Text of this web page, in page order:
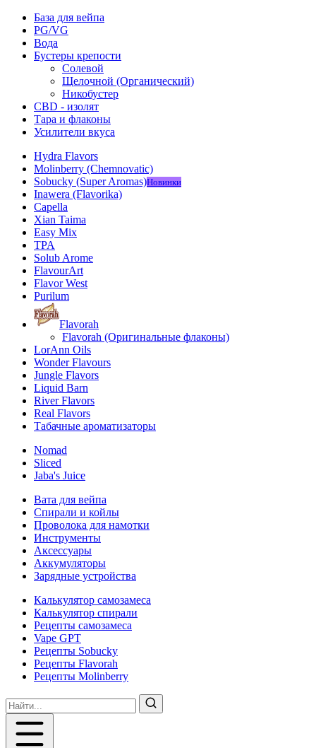
База для вейпа
PG/VG
Вода
Бустеры крепости
Солевой
Щелочной (Органический)
Никобустер
CBD - изолят
Тара и флаконы
Усилители вкуса
Hydra Flavors
Molinberry (Chemnovatic)
Sobucky (Super Aromas)Новинки
Inawera (Flavorika)
Capella
Xian Taima
Easy Mix
TPA
Solub Arome
FlavourArt
Flavor West
Purilum
Flavorah
Flavorah (Оригинальные флаконы)
LorAnn Oils
Wonder Flavours
Jungle Flavors
Liquid Barn
River Flavors
Real Flavors
Табачные ароматизаторы
Nomad
Sliced
Jaba's Juice
Вата для вейпа
Спирали и койлы
Проволока для намотки
Инструменты
Аксесcуары
Аккумуляторы
Зарядные устройства
Калькулятор самозамеса
Калькулятор спирали
Рецепты самозамеса
Vape GPT
Рецепты Sobucky
Рецепты Flavorah
Рецепты Molinberry